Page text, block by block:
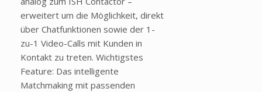
erweitert um die Möglichkeit, direkt
über Chatfunktionen sowie der 1-
zu-1 Video-Calls mit Kunden in
Kontakt zu treten. Wichtigstes
Feature: Das intelligente
Matchmaking mit passenden